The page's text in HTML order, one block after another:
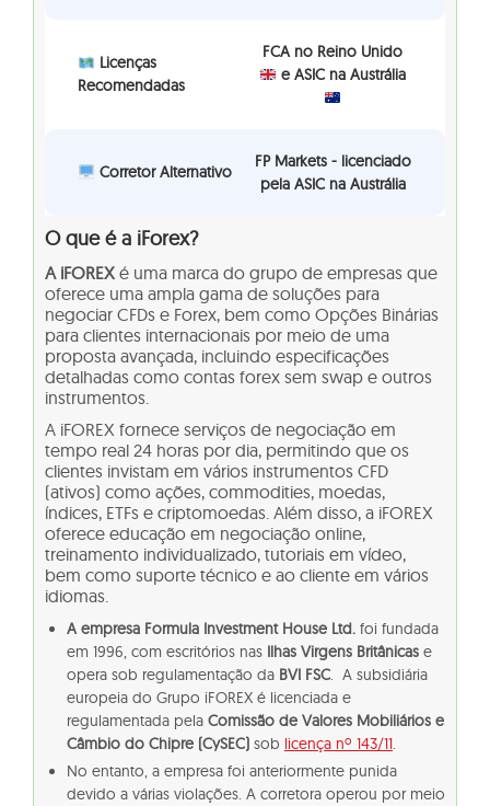
Licenças
Recomendadas
FCA no Reino Unido
e ASIC na Austrália
Corretor Alternativo
FP Markets - licenciado
pela ASIC na Austrália
O que é a iForex?
A iFOREX é uma marca do grupo de empresas que
oferece uma ampla gama de soluções para
negociar CFDs e Forex, bem como Opções Binárias
para clientes internacionais por meio de uma
proposta avançada, incluindo especificações
detalhadas como contas forex sem swap e outros
instrumentos.
A iFOREX fornece serviços de negociação em
tempo real 24 horas por dia, permitindo que os
clientes invistam em vários instrumentos CFD
(ativos) como ações, commodities, moedas,
índices, ETFs e criptomoedas. Além disso, a iFOREX
oferece educação em negociação online,
treinamento individualizado, tutoriais em vídeo,
bem como suporte técnico e ao cliente em vários
idiomas.
A empresa Formula Investment House Ltd. foi fundada
em 1996, com escritórios nas Ilhas Virgens Britânicas e
opera sob regulamentação da BVI FSC. A subsidiária
europeia do Grupo iFOREX é licenciada e
regulamentada pela Comissão de Valores Mobiliários e
Câmbio do Chipre (CySEC) sob licença nº 143/11.
No entanto, a empresa foi anteriormente punida
devido a várias violações. A corretora operou por meio